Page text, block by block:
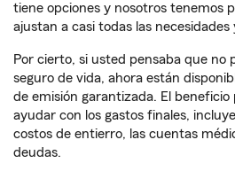
tiene opciones y nosotros tenemos
ajustan a casi todas las
Por cierto, si usted pensaba que no
seguro de vida, ahora están
de emisión garantizada. El
ayudar con los gastos finales,
costos de entierro, las cuentas
deudas.